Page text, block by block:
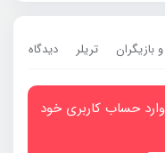
بازیگران تریلر دیدگاه ها
حساب کاربری خود